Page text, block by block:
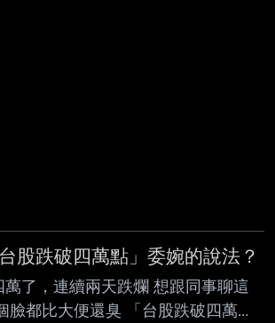
股跌破四萬點」委婉的說法？
萬了，連續兩天跌爛 想跟同事聊這
臉都比大便還臭 「台股跌破四萬